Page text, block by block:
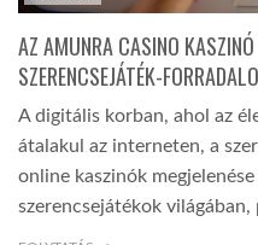
AZ AMUNRA CASINO
SZERENCSEJÁTÉK-
A digitális korban, ahol az
átalakul az interneten, a
online kaszinók
szerencsejátékok